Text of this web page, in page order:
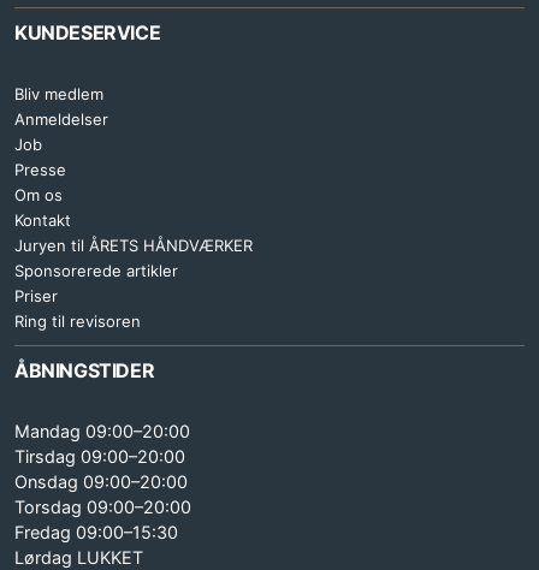
KUNDESERVICE
Bliv medlem
Anmeldelser
Job
Presse
Om os
Kontakt
Juryen til ÅRETS HÅNDVÆRKER
Sponsorerede artikler
Priser
Ring til revisoren
ÅBNINGSTIDER
Mandag 09:00–20:00
Tirsdag 09:00–20:00
Onsdag 09:00–20:00
Torsdag 09:00–20:00
Fredag 09:00–15:30
Lørdag LUKKET